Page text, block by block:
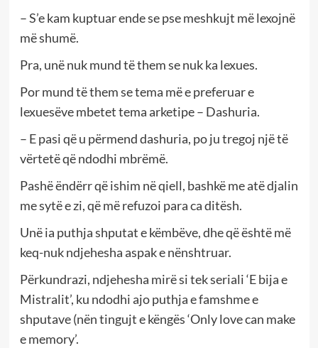
– S’e kam kuptuar ende se pse meshkujt më lexojnë
më shumë.
Pra, unë nuk mund të them se nuk ka lexues.
Por mund të them se tema më e preferuar e
lexuesëve mbetet tema arketipe – Dashuria.
– E pasi që u përmend dashuria, po ju tregoj një të
vërtetë që ndodhi mbrëmë.
Pashë ëndërr që ishim në qiell, bashkë me atë djalin
me sytë e zi, që më refuzoi para ca ditësh.
Unë ia puthja shputat e këmbëve, dhe që është më
keq-nuk ndjehesha aspak e nënshtruar.
Përkundrazi, ndjehesha mirë si tek seriali ‘E bija e
Mistralit’, ku ndodhi ajo puthja e famshme e
shputave (nën tingujt e këngës ‘Only love can make
e memory’.